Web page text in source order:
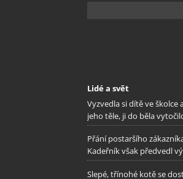
Lidé a svět
Vyzvedla si dítě ve školce
jeho těle, ji do běla
Přání postaršího
Kadeřník však předvedl
Slepé, třínohé kotě se